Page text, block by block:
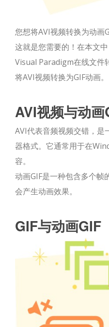
您想将AVI视频转换为动画
这就是您需要的！在本文
Visual Paradigm在线文件
将AVI视频转换为GIF动画。
AVI视频与动画
AVI代表音频视频交错，是
器格式。它通常用于在
容。
动画GIF是一种包含多个帧
会产生动画效果。
GIF与动画GIF